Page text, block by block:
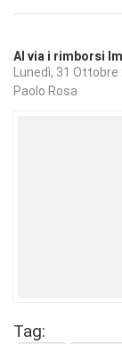
Al via i rimborsi
Lunedì, 31 Ottobre
Paolo Rosa
Tag: